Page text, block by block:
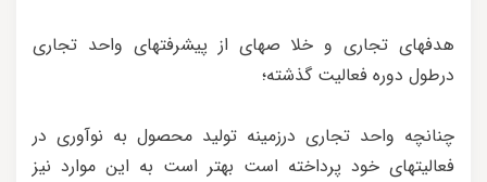
هدفهای تجاری و خلا صهای از پیشرفتهای واحد تجاری
درطول دوره فعالیت گذشته؛
چنانچه واحد تجاری درزمینه تولید محصول به نوآوری در
فعالیتهای خود پرداخته است بهتر است به این موارد نیز